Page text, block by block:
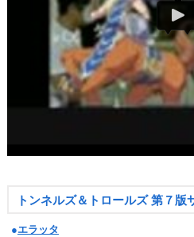
トンネルズ＆トロールズ 第７版
●エラッタ